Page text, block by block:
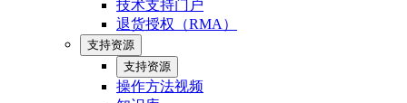
技术支持门户
退货授权（RMA）
支持资源
支持资源
操作方法视频